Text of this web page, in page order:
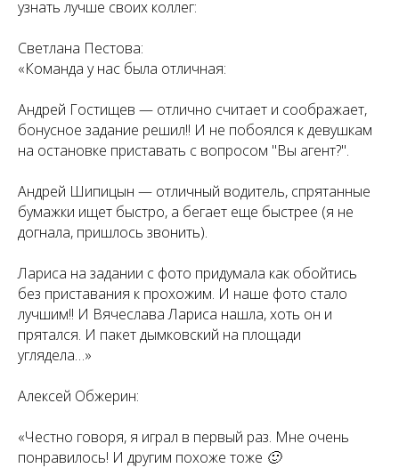
узнать лучше своих коллег:
Светлана Пестова:
«Команда у нас была отличная:
Андрей Гостищев — отлично считает и соображает,
бонусное задание решил!! И не побоялся к девушкам
на остановке приставать с вопросом "Вы агент?".
Андрей Шипицын — отличный водитель, спрятанные
бумажки ищет быстро, а бегает еще быстрее (я не
догнала, пришлось звонить).
Лариса на задании с фото придумала как обойтись
без приставания к прохожим. И наше фото стало
лучшим!! И Вячеслава Лариса нашла, хоть он и
прятался. И пакет дымковский на площади
углядела…»
Алексей Обжерин:
«Честно говоря, я играл в первый раз. Мне очень
понравилось! И другим похоже тоже 🙂